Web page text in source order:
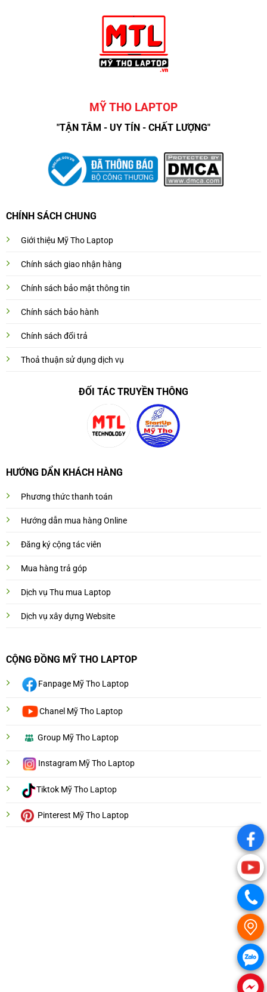
MỸ THO LAPTOP
"TẬN TÂM - UY TÍN - CHẤT LƯỢNG"
CHÍNH SÁCH CHUNG
Giới thiệu Mỹ Tho Laptop
Chính sách giao nhận hàng
Chính sách bảo mật thông tin
Chính sách bảo hành
Chính sách đổi trả
Thoả thuận sử dụng dịch vụ
ĐỐI TÁC TRUYỀN THÔNG
HƯỚNG DẨN KHÁCH HÀNG
Phương thức thanh toán
Hướng dẫn mua hàng Online
Đăng ký cộng tác viên
Mua hàng trả góp
Dịch vụ Thu mua Laptop
Dịch vụ xây dựng Website
CỘNG ĐỒNG MỸ THO LAPTOP
Fanpage Mỹ Tho Laptop
Chanel Mỹ Tho Laptop
Group Mỹ Tho Laptop
Instagram Mỹ Tho Laptop
Tiktok Mỹ Tho Laptop
Pinterest Mỹ Tho Laptop
.
.
.
.
.
.